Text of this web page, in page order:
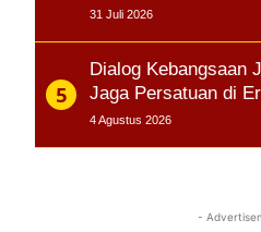
31 Juli 2026
Dialog Kebangsaan
Jaga Persatuan di
4 Agustus 2026
-